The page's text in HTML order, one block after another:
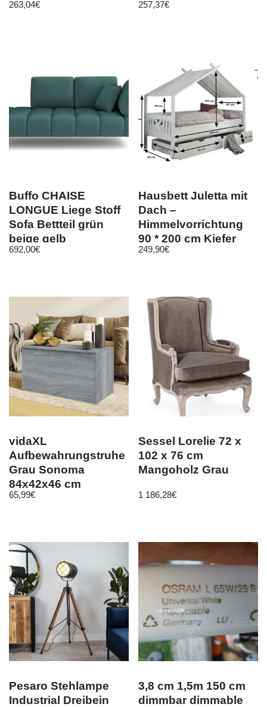
Schrank mit
263,04€
Polstersessel
257,37€
Buffo CHAISE
LONGUE Liege Stoff
Sofa Bettteil grün
beige gelb
692,00€
Hausbett Juletta mit
Dach –
Himmelvorrichtung
90 * 200 cm Kiefer
massiv weiß
249,90€
vidaXL
Aufbewahrungstruhe
Grau Sonoma
84x42x46 cm
Holzwerkstoff
65,99€
Sessel Lorelie 72 x
102 x 76 cm
Mangoholz Grau
1 186,28€
Pesaro Stehlampe
Industrial Dreibein
3,8 cm 1,5m 150 cm
dimmbar dimmable